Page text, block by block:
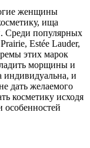
женщины
ища
Среди популярных
Estée Lauder,
этих марок
морщины и
индивидуальна, и
дать желаемого
косметику исходя
особенностей